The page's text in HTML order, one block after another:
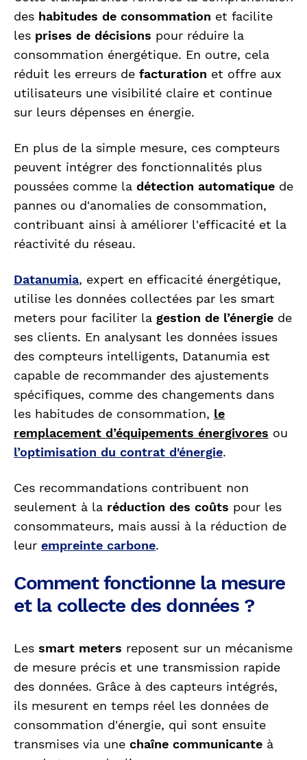
des habitudes de consommation et facilite
les prises de décisions pour réduire la
consommation énergétique. En outre, cela
réduit les erreurs de facturation et offre aux
utilisateurs une visibilité claire et continue
sur leurs dépenses en énergie.
En plus de la simple mesure, ces compteurs
peuvent intégrer des fonctionnalités plus
poussées comme la détection automatique de
pannes ou d'anomalies de consommation,
contribuant ainsi à améliorer l'efficacité et la
réactivité du réseau.
Datanumia, expert en efficacité énergétique,
utilise les données collectées par les smart
meters pour faciliter la gestion de l’énergie de
ses clients. En analysant les données issues
des compteurs intelligents, Datanumia est
capable de recommander des ajustements
spécifiques, comme des changements dans
les habitudes de consommation, le
remplacement d’équipements énergivores ou
l’optimisation du contrat d'énergie.
Ces recommandations contribuent non
seulement à la réduction des coûts pour les
consommateurs, mais aussi à la réduction de
leur empreinte carbone.
Comment fonctionne la mesure
et la collecte des données ?
Les smart meters reposent sur un mécanisme
de mesure précis et une transmission rapide
des données. Grâce à des capteurs intégrés,
ils mesurent en temps réel les données de
consommation d'énergie, qui sont ensuite
transmises via une chaîne communicante à